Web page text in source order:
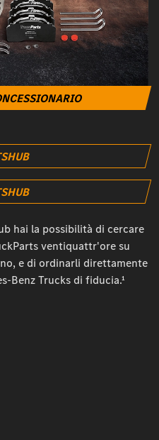
hai la possibilità di cercare
ventiquattr'ore su
e di ordinarli direttamente
Benz Trucks di fiducia.¹